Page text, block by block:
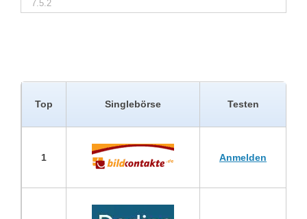
Top Singlebörse Testen
1 Anmelden